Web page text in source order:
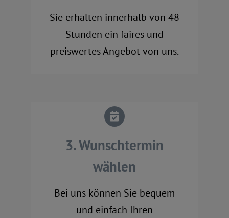
Sie erhalten innerhalb von 48
Stunden ein faires und
preiswertes Angebot von uns.
3. Wunschtermin
wählen
Bei uns können Sie bequem
und einfach Ihren